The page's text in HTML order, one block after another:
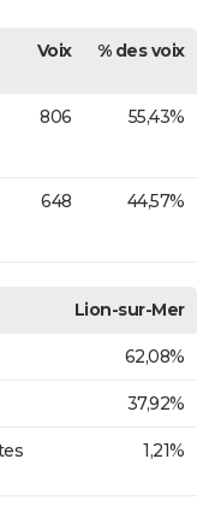
Voix % des voix
806 55,43%
648 44,57%
Lion-sur-Mer
62,08%
37,92%
1,21%